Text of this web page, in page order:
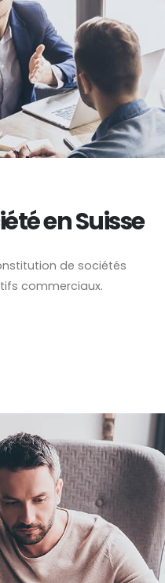
en Suisse
de sociétés
commerciaux.